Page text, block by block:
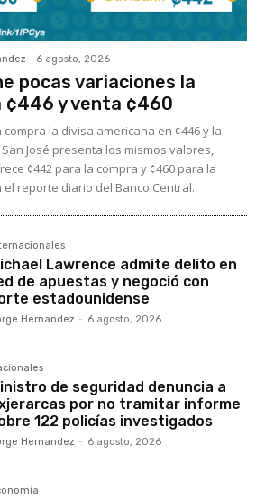
- 6 agosto, 2026
pocas variaciones la
¢446 y venta ¢460
compra la divisa americana en ¢446 y la
San José presenta los mismos valores,
¢442 para la compra y ¢460 para la
reporte diario del Banco Central.
Lawrence admite delito en
de apuestas y negoció con
estadounidense
Hernandez - 6 agosto, 2026
de seguridad denuncia a
por no tramitar informe
122 policías investigados
Hernandez - 6 agosto, 2026